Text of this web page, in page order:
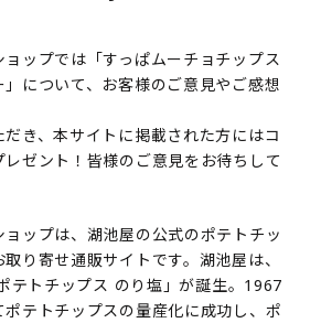
ップでは「すっぱムーチョチップス
」について、お客様のご意見やご感想
だき、本サイトに掲載された方にはコ
ゼント！皆様のご意見をお待ちして
ップは、湖池屋の公式のポテトチッ
り寄せ通販サイトです。湖池屋は、
テトチップス のり塩」が誕生。1967
テトチップスの量産化に成功し、ポ